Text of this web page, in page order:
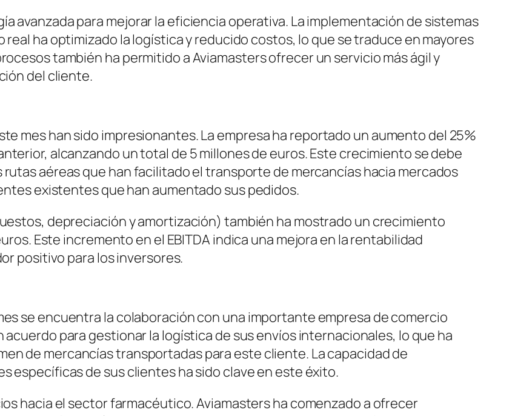
avanzada para mejorar la eficiencia operativa. La implementación de sistemas
ha optimizado la logística y reducido costos, lo que se traduce en mayores
también ha permitido a Aviamasters ofrecer un servicio más ágil y
del cliente.
mes han sido impresionantes. La empresa ha reportado un aumento del 25%
alcanzando un total de 5 millones de euros. Este crecimiento se debe
aéreas que han facilitado el transporte de mercancías hacia mercados
existentes que han aumentado sus pedidos.
depreciación y amortización) también ha mostrado un crecimiento
Este incremento en el EBITDA indica una mejora en la rentabilidad
positivo para los inversores.
se encuentra la colaboración con una importante empresa de comercio
para gestionar la logística de sus envíos internacionales, lo que ha
de mercancías transportadas para este cliente. La capacidad de
específicas de sus clientes ha sido clave en este éxito.
hacia el sector farmacéutico. Aviamasters ha comenzado a ofrecer